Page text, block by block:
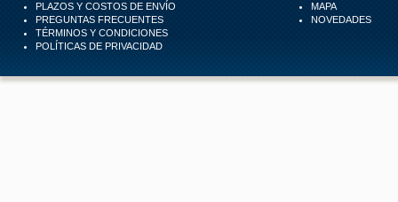
PLAZOS Y COSTOS DE ENVÍO
PREGUNTAS FRECUENTES
TÉRMINOS Y CONDICIONES
POLÍTICAS DE PRIVACIDAD
MAPA
NOVEDADES